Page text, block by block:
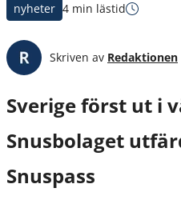
nyheter 4 min lästid
Skriven av Redaktionen
Sverige först ut i
Snusbolaget
Snuspass